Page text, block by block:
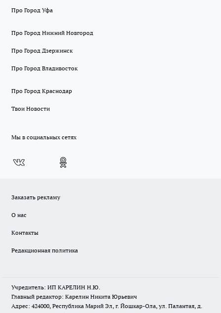
Про Город Уфа
Про Город Нижний Новгород
Про Город Дзержинск
Про Город Владивосток
Про Город Краснодар
Твои Новости
Мы в социальных сетях
Заказать рекламу
О нас
Контакты
Редакционная политика
Учредитель: ИП КАРЕЛИН Н.Ю.
Главный редактор: Карелин Никита Юрьевич
Адрес: 424000, Республика Марий Эл, г. Йошкар-Ола, ул. Палантая, д.